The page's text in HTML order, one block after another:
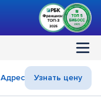
Адрес Узнать цену